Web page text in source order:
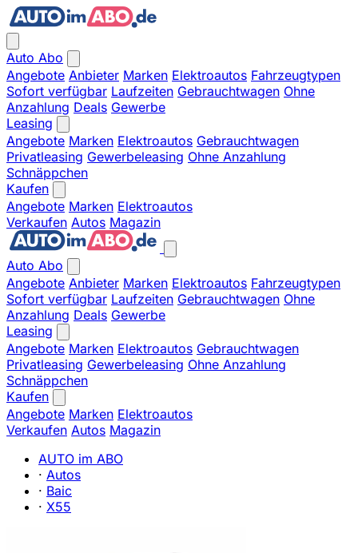
Auto Abo
Angebote Anbieter Marken Elektroautos Fahrzeugtypen
Sofort verfügbar Laufzeiten Gebrauchtwagen Ohne
Anzahlung Deals Gewerbe
Leasing
Angebote Marken Elektroautos Gebrauchtwagen
Privatleasing Gewerbeleasing Ohne Anzahlung
Schnäppchen
Kaufen
Angebote Marken Elektroautos
Verkaufen Autos Magazin
Auto Abo
Angebote Anbieter Marken Elektroautos Fahrzeugtypen
Sofort verfügbar Laufzeiten Gebrauchtwagen Ohne
Anzahlung Deals Gewerbe
Leasing
Angebote Marken Elektroautos Gebrauchtwagen
Privatleasing Gewerbeleasing Ohne Anzahlung
Schnäppchen
Kaufen
Angebote Marken Elektroautos
Verkaufen Autos Magazin
AUTO im ABO
· Autos
· Baic
· X55